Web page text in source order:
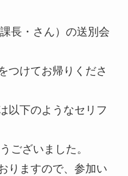
長・さん）の送別会
つけてお帰りくださ
以下のようなセリフ
ございました。
りますので、参加い